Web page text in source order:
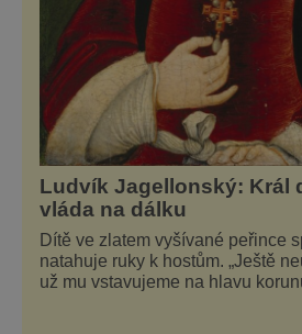
Ludvík Jagellonský: Král
vláda na dálku
Dítě ve zlatem vyšívané peřince
natahuje ruky k hostům. „Ještě
už mu vstavujeme na hlavu
současníci, pro které je k
princ se dnes stal králem. Otázka